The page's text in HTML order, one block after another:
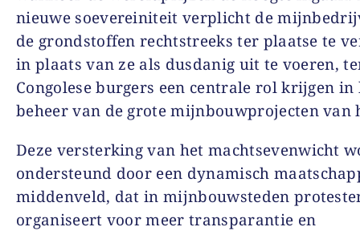
nieuwe soevereiniteit verplicht de
de grondstoffen rechtstreeks ter plaatse te
in plaats van ze als dusdanig uit te voeren,
Congolese burgers een centrale rol krijgen in
beheer van de grote mijnbouwprojecten van
Deze versterking van het machtsevenwicht
ondersteund door een dynamisch
middenveld, dat in mijnbouwsteden
organiseert voor meer transparantie en